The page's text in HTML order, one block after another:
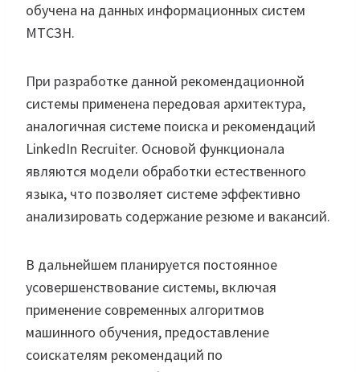
обучена на данных информационных систем
МТСЗН.
При разработке данной рекомендационной
системы применена передовая архитектура,
аналогичная системе поиска и рекомендаций
LinkedIn Recruiter. Основой функционала
являются модели обработки естественного
языка, что позволяет системе эффективно
анализировать содержание резюме и вакансий.
В дальнейшем планируется постоянное
усовершенствование системы, включая
применение современных алгоритмов
машинного обучения, предоставление
соискателям рекомендаций по